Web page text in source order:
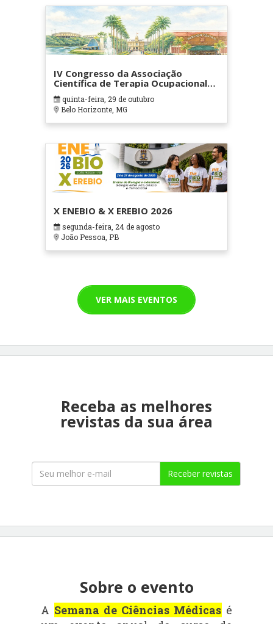
IV Congresso da Associação
Científica de Terapia Ocupacional
em Contextos Hospitalares e
Cuidados Paliativos - ATOHOSP
quinta-feira, 29 de outubro
Belo Horizonte, MG
X ENEBIO & X EREBIO 2026
segunda-feira, 24 de agosto
João Pessoa, PB
VER MAIS EVENTOS
Receba as melhores
revistas da sua área
Receber revistas
Sobre o evento
A Semana de Ciências Médicas é